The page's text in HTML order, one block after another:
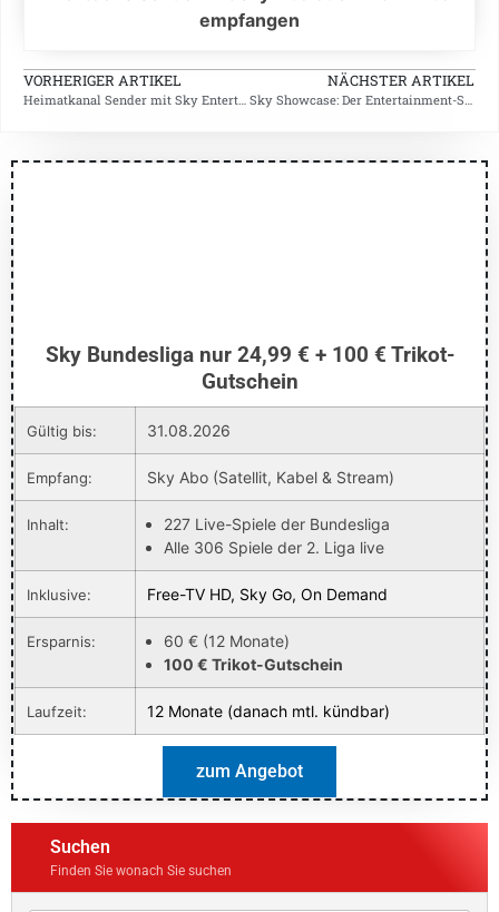
empfangen
VORHERIGER ARTIKEL
Heimatkanal Sender mit Sky Entertainment Plus empfangen
NÄCHSTER ARTIKEL
Sky Showcase: Der Entertainment-Sender – Angebot ab 5,98 €
Sky Bundesliga nur 24,99 € + 100 € Trikot-
Gutschein
Gültig bis: 31.08.2026
Empfang: Sky Abo (Satellit, Kabel & Stream)
Inhalt:
227 Live-Spiele der Bundesliga
Alle 306 Spiele der 2. Liga live
Inklusive: Free-TV HD, Sky Go, On Demand
Ersparnis:
60 € (12 Monate)
100 € Trikot-Gutschein
Laufzeit: 12 Monate (danach mtl. kündbar)
zum Angebot
Suchen
Finden Sie wonach Sie suchen